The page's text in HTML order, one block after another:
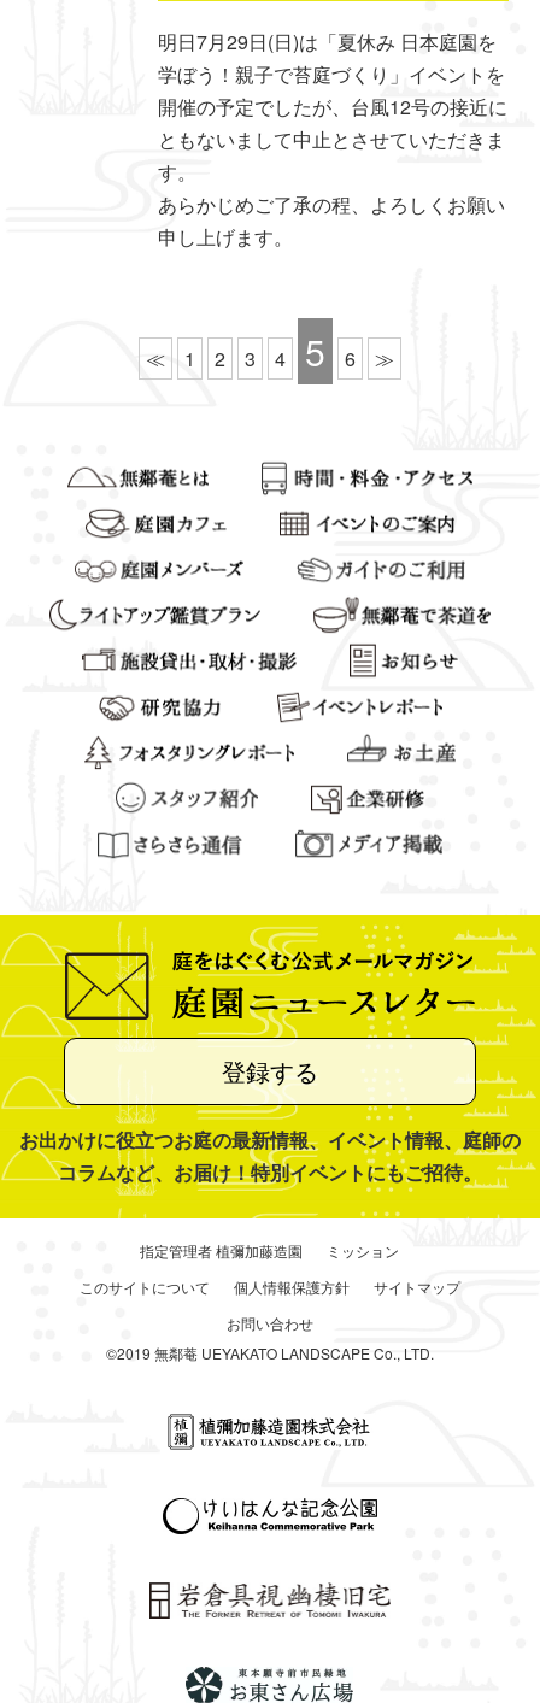
明日7月29日(日)は「夏休み 日本庭園を
学ぼう！親子で苔庭づくり」イベントを
開催の予定でしたが、台風12号の接近に
ともないまして中止とさせていただきま
す。
あらかじめご了承の程、よろしくお願い
申し上げます。
≪ 1 2 3 4 5 6 ≫
登録する
お出かけに役立つお庭の最新情報、イベント情報、庭師の
コラムなど、お届け！特別イベントにもご招待。
指定管理者 植彌加藤造園
ミッション
このサイトについて
個人情報保護方針
サイトマップ
お問い合わせ
©2019 無鄰菴 UEYAKATO LANDSCAPE Co., LTD.